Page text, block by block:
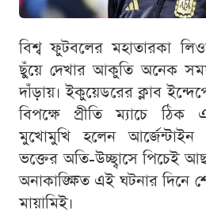
বিশ্ব ফুটবলের মহাতারকা
ছুঁয়ে দেখার আকুতি অনেক
দাঁড়ায়। ইকুয়েডরের ক্লাব
বিপক্ষে প্রীতি ম্যাচে
মুখোমুখি হলেন
ভক্তের অতি-উচ্ছ্বাসে পিচেই
অনাকাঙ্ক্ষিত এই ঘটনার দিনে
মায়ামিই।